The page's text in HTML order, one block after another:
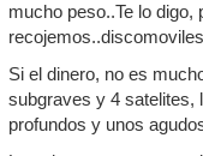
mucho peso..Te lo
Si el dinero, no es
subgraves y 4 satelites,
profundos y unos